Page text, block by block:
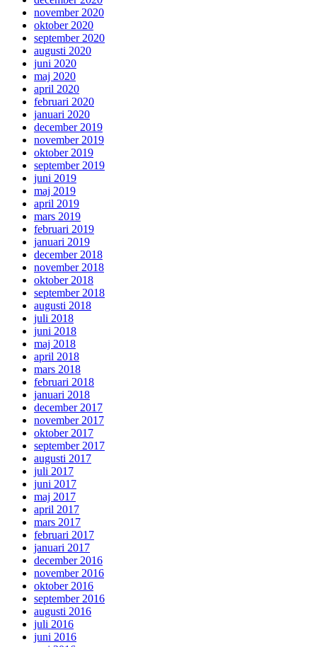
november 2020
oktober 2020
september 2020
augusti 2020
juni 2020
maj 2020
april 2020
februari 2020
januari 2020
december 2019
november 2019
oktober 2019
september 2019
juni 2019
maj 2019
april 2019
mars 2019
februari 2019
januari 2019
december 2018
november 2018
oktober 2018
september 2018
augusti 2018
juli 2018
juni 2018
maj 2018
april 2018
mars 2018
februari 2018
januari 2018
december 2017
november 2017
oktober 2017
september 2017
augusti 2017
juli 2017
juni 2017
maj 2017
april 2017
mars 2017
februari 2017
januari 2017
december 2016
november 2016
oktober 2016
september 2016
augusti 2016
juli 2016
juni 2016